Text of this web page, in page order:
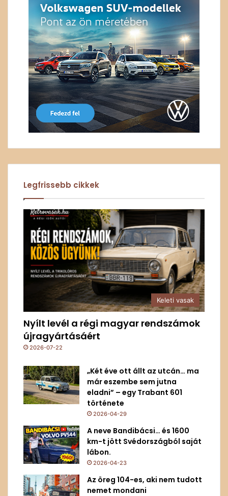
Legfrissebb cikkek
Keleti vasak
Nyílt levél a régi magyar rendszámok
újragyártásáért
2026-07-22
„Két éve ott állt az utcán… ma
már eszembe sem jutna
eladni” – egy Trabant 601
története
2026-04-29
A neve Bandibácsi… és 1600
km-t jött Svédországból saját
lábon.
2026-04-23
Az öreg 104-es, aki nem tudott
nemet mondani